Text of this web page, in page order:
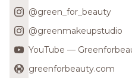
@green_for_beauty
@greenmakeupstudio
YouTube —
greenforbeauty.com